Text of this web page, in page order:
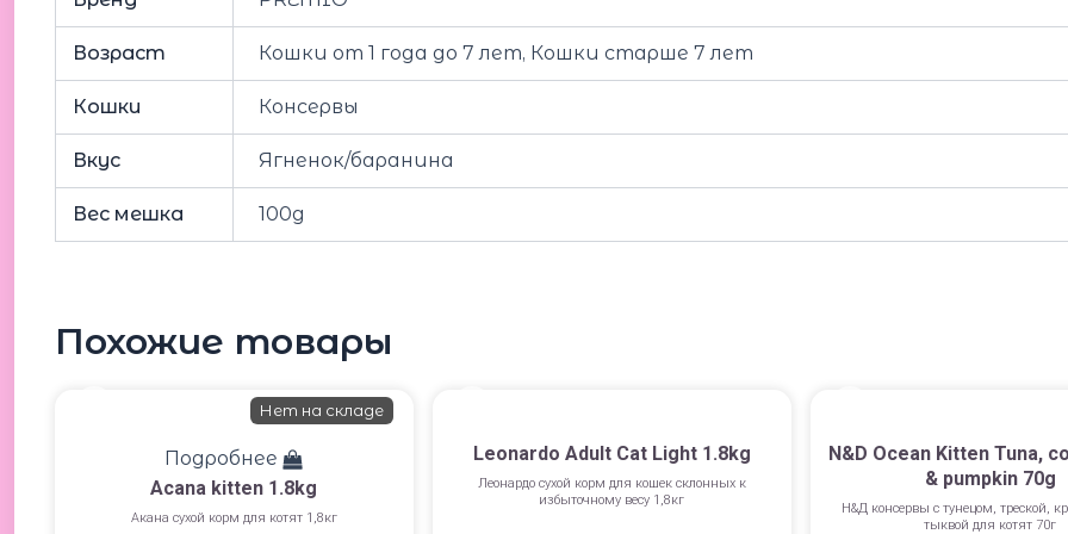
Возраст Кошки от 1 года до 7 лет, Кошки старше 7 лет
Кошки Консервы
Вкус Ягненок/баранина
Вес мешка 100g
Похожие товары
Нет на складе
Подробнее
Acana kitten 1.8kg
Акана сухой корм для котят 1,8кг
Leonardo Adult Cat Light 1.8kg
Леонардо сухой корм для кошек склонных к
избыточному весу 1,8кг
N&D Ocean Kitten Tuna,
& pumpkin 70g
Н&Д консервы с тунецом, треской,
тыквой для котят 70г